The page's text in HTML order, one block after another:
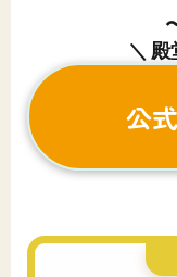
＼
公